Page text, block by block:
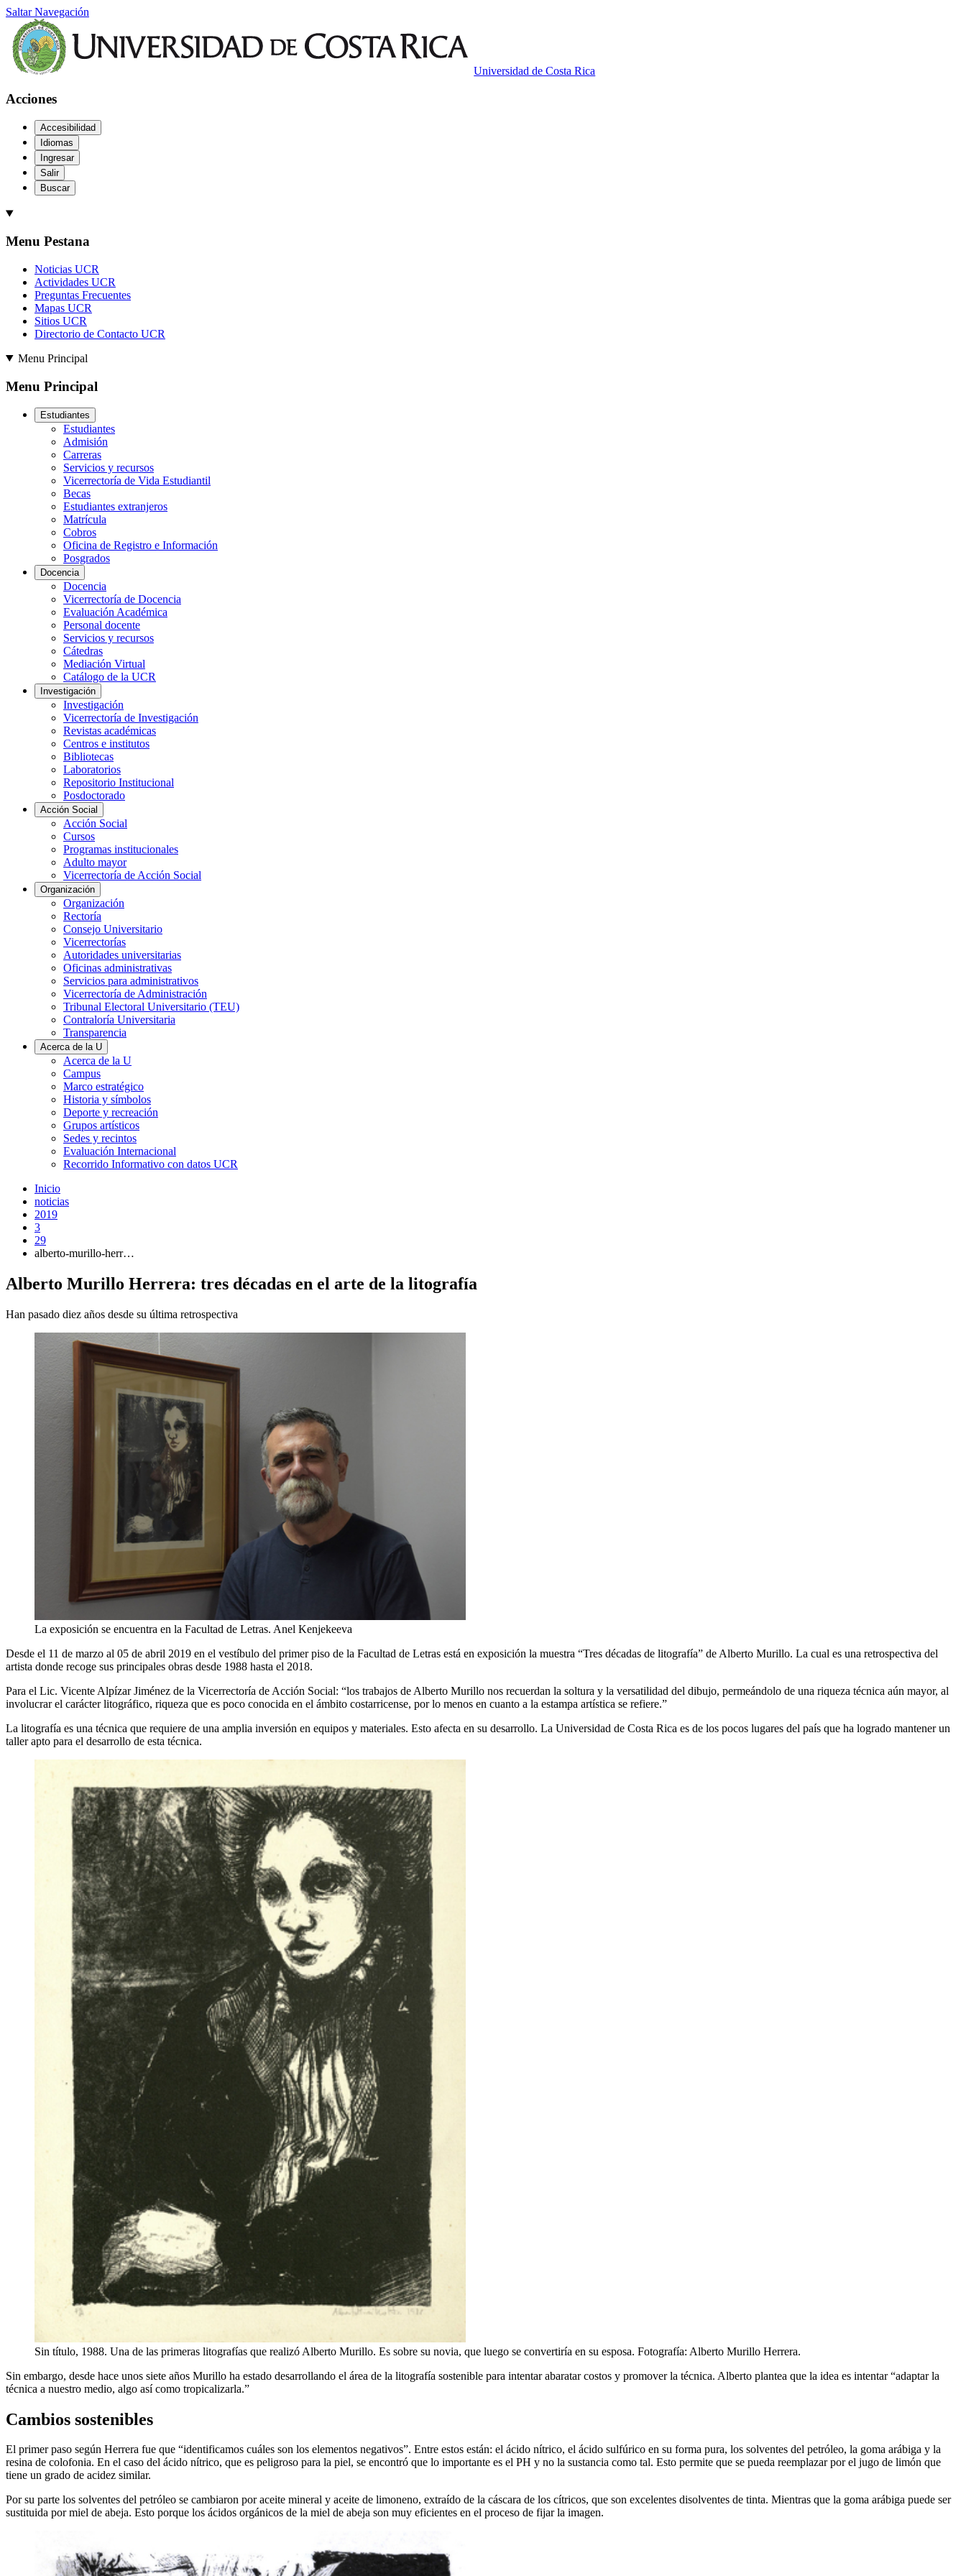
Saltar Navegación
Universidad de Costa Rica
Acciones
Accesibilidad
Idiomas
Ingresar
Salir
Buscar
Menu Pestana
Noticias UCR
Actividades UCR
Preguntas Frecuentes
Mapas UCR
Sitios UCR
Directorio de Contacto UCR
Menu Principal
Menu Principal
Estudiantes
Estudiantes
Admisión
Carreras
Servicios y recursos
Vicerrectoría de Vida Estudiantil
Becas
Estudiantes extranjeros
Matrícula
Cobros
Oficina de Registro e Información
Posgrados
Docencia
Docencia
Vicerrectoría de Docencia
Evaluación Académica
Personal docente
Servicios y recursos
Cátedras
Mediación Virtual
Catálogo de la UCR
Investigación
Investigación
Vicerrectoría de Investigación
Revistas académicas
Centros e institutos
Bibliotecas
Laboratorios
Repositorio Institucional
Posdoctorado
Acción Social
Acción Social
Cursos
Programas institucionales
Adulto mayor
Vicerrectoría de Acción Social
Organización
Organización
Rectoría
Consejo Universitario
Vicerrectorías
Autoridades universitarias
Oficinas administrativas
Servicios para administrativos
Vicerrectoría de Administración
Tribunal Electoral Universitario (TEU)
Contraloría Universitaria
Transparencia
Acerca de la U
Acerca de la U
Campus
Marco estratégico
Historia y símbolos
Deporte y recreación
Grupos artísticos
Sedes y recintos
Evaluación Internacional
Recorrido Informativo con datos UCR
Inicio
noticias
2019
3
29
alberto-murillo-herr…
Alberto Murillo Herrera: tres décadas en el arte de la litografía
Han pasado diez años desde su última retrospectiva
La exposición se encuentra en la Facultad de Letras. Anel Kenjekeeva
Desde el 11 de marzo al 05 de abril 2019 en el vestíbulo del primer piso de la Facultad de Letras está en exposición la muestra “Tres décadas de litografía” de Alberto Murillo. La cual es una retrospectiva del
artista donde recoge sus principales obras desde 1988 hasta el 2018.
Para el Lic. Vicente Alpízar Jiménez de la Vicerrectoría de Acción Social: “los trabajos de Alberto Murillo nos recuerdan la soltura y la versatilidad del dibujo, permeándolo de una riqueza técnica aún mayor, al
involucrar el carácter litográfico, riqueza que es poco conocida en el ámbito costarricense, por lo menos en cuanto a la estampa artística se refiere.”
La litografía es una técnica que requiere de una amplia inversión en equipos y materiales. Esto afecta en su desarrollo. La Universidad de Costa Rica es de los pocos lugares del país que ha logrado mantener un
taller apto para el desarrollo de esta técnica.
Sin título, 1988. Una de las primeras litografías que realizó Alberto Murillo. Es sobre su novia, que luego se convertiría en su esposa. Fotografía: Alberto Murillo Herrera.
Sin embargo, desde hace unos siete años Murillo ha estado desarrollando el área de la litografía sostenible para intentar abaratar costos y promover la técnica. Alberto plantea que la idea es intentar “adaptar la
técnica a nuestro medio, algo así como tropicalizarla.”
Cambios sostenibles
El primer paso según Herrera fue que “identificamos cuáles son los elementos negativos”. Entre estos están: el ácido nítrico, el ácido sulfúrico en su forma pura, los solventes del petróleo, la goma arábiga y la
resina de colofonia. En el caso del ácido nítrico, que es peligroso para la piel, se encontró que lo importante es el PH y no la sustancia como tal. Esto permite que se pueda reemplazar por el jugo de limón que
tiene un grado de acidez similar.
Por su parte los solventes del petróleo se cambiaron por aceite mineral y aceite de limoneno, extraído de la cáscara de los cítricos, que son excelentes disolventes de tinta. Mientras que la goma arábiga puede ser
sustituida por miel de abeja. Esto porque los ácidos orgánicos de la miel de abeja son muy eficientes en el proceso de fijar la imagen.